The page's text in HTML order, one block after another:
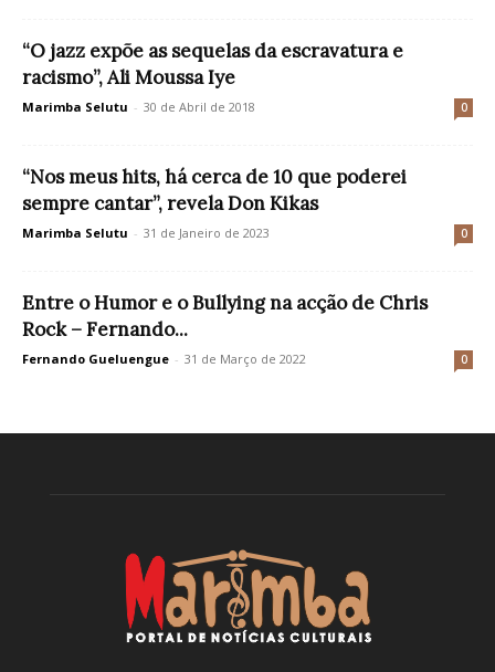
“O jazz expõe as sequelas da escravatura e
racismo”, Ali Moussa Iye
Marimba Selutu - 30 de Abril de 2018 0
“Nos meus hits, há cerca de 10 que poderei
sempre cantar”, revela Don Kikas
Marimba Selutu - 31 de Janeiro de 2023 0
Entre o Humor e o Bullying na acção de Chris
Rock – Fernando...
Fernando Gueluengue - 31 de Março de 2022 0